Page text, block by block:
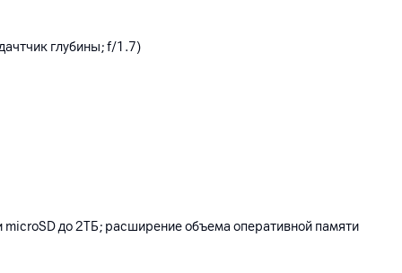
глубины; f/1.7)
до 2ТБ; расширение объема оперативной памяти